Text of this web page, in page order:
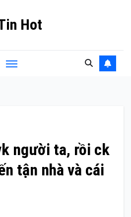
Hot
người ta, rồi ck
tận nhà và cái